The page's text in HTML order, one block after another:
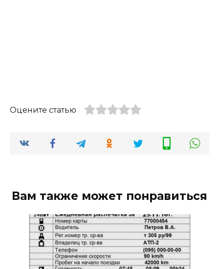
Оцените статью
Вам также может понравиться